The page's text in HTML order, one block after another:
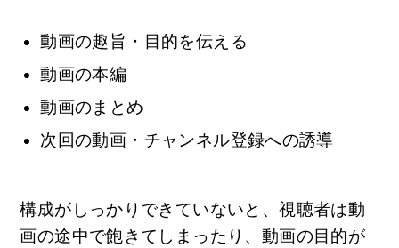
動画の趣旨・目的を伝える
動画の本編
動画のまとめ
次回の動画・チャンネル登録への誘導
構成がしっかりできていないと、視聴者は動
画の途中で飽きてしまったり、動画の目的が